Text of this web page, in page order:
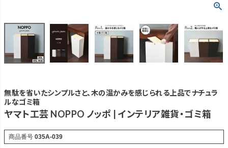
無駄を省いたシンプルさと、木の温かみを感じられる上品でナチュラ
ルなゴミ箱
ヤマト工芸 NOPPO ノッポ | インテリア雑貨・ゴミ箱
商品番号 035A-039